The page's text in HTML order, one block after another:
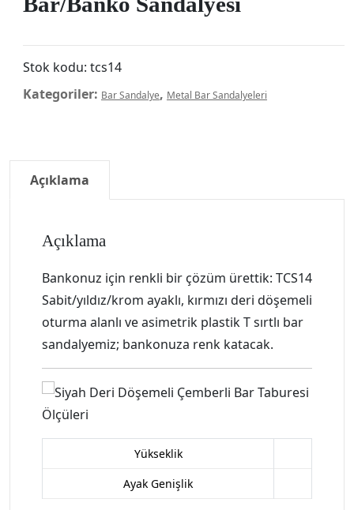
Stok kodu: tcs14
Kategoriler: Bar Sandalye, Metal Bar Sandalyeleri
Açıklama
Açıklama
Bankonuz için renkli bir çözüm ürettik: TCS14
Sabit/yıldız/krom ayaklı, kırmızı deri döşemeli
oturma alanlı ve asimetrik plastik T sırtlı bar
sandalyemiz; bankonuza renk katacak.
Yükseklik
Ayak Genişlik